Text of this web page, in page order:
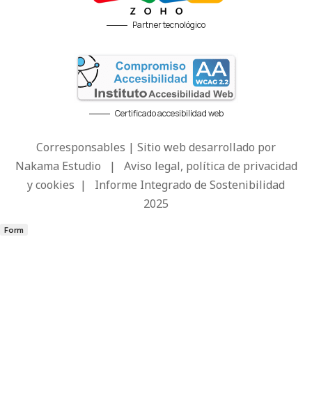
Partner tecnológico
Certificado accesibilidad web
Corresponsables | Sitio web desarrollado por
Nakama Estudio | Aviso legal, política de privacidad
y cookies | Informe Integrado de Sostenibilidad
2025
Form